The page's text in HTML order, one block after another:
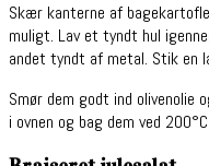
Skær kanterne af
muligt. Lav et tyndt hul
andet tyndt af metal. Stik en
Smør dem godt ind olivenolie
i ovnen og bag dem ved